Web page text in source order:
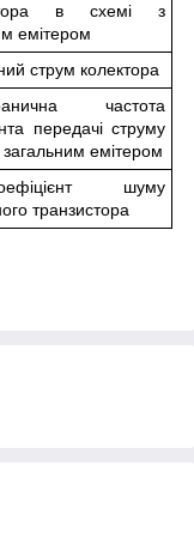
в схемі з
емітером
струм колектора
частота
передачі струму
загальним емітером
шуму
транзистора